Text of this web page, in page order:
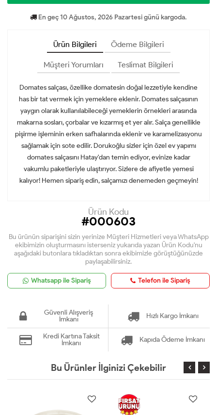
En geç 10 Ağustos, 2026 Pazartesi günü kargoda.
Ürün Bilgileri Ödeme Bilgileri
Müşteri Yorumları Teslimat Bilgileri
Domates salçası, özellike domatesin doğal lezzetiyle kendine
has bir tat vermek için yemeklere eklenir. Domates salçasının
yaygın olarak kullanılabileceği yemeklerin örnekleri arasında
makarna sosları, çorbalar ve kızarmış et yer alır. Salça genellikle
pişirme işleminin erken safhalarında eklenir ve karamelizasyonu
sağlamak için sote edilir. Dorukoğlu sizler için özel ev yapımı
domates salçasını Hatay'dan temin ediyor, evinize kadar
vakumlu paketleriyle ulaştırıyor. Sizlere de afiyetle yemesi
kalıyor! Hemen sipariş edin, salçamızı denemeden geçmeyin!
Ürün Kodu
#000603
Bu ürünün siparişini sizin yerinize Müşteri Hizmetleri veya WhatsApp
ekibimizin oluşturmasını isterseniz yukarıda yazan Ürün Kodu'nu
aşağıdaki butonlara tıkladıktan sonra ekibimizle görüştüğünüzde
paylaşabilirsiniz.
Whatsapp ile Sipariş Telefon ile Sipariş
Güvenli Alışveriş
İmkanı
Hızlı Kargo İmkanı
Kredi Kartına Taksit
İmkanı
Kapıda Ödeme İmkanı
Bu Ürünler İlginizi Çekebilir